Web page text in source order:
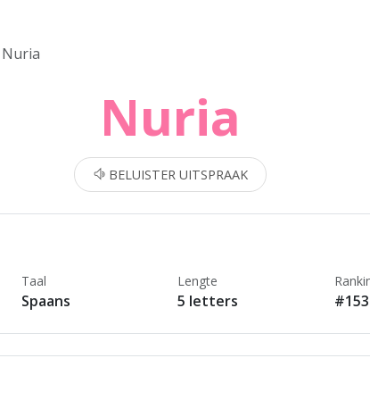
Nuria
Nuria
BELUISTER UITSPRAAK
Taal
Spaans
Lengte
5 letters